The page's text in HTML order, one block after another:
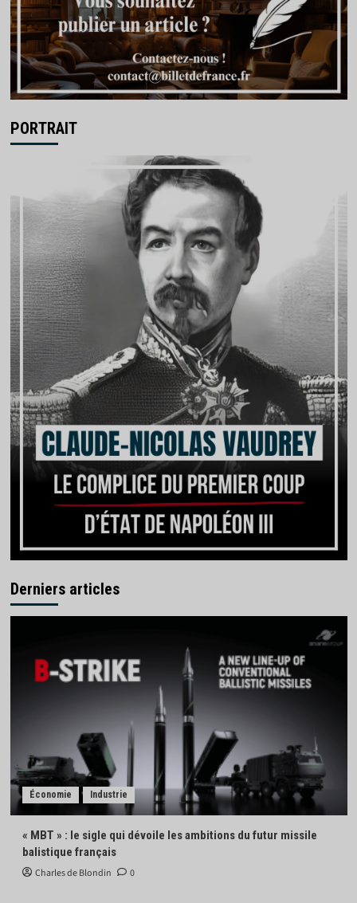
PORTRAIT
Derniers articles
Économie Industrie
« MBT » : le sigle qui dévoile les ambitions du futur missile
balistique français
Charles de Blondin 0